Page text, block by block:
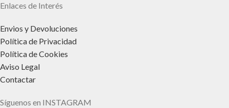
Enlaces de Interés
Envios y Devoluciones
Política de Privacidad
Política de Cookies
Aviso Legal
Contactar
Síguenos en INSTAGRAM